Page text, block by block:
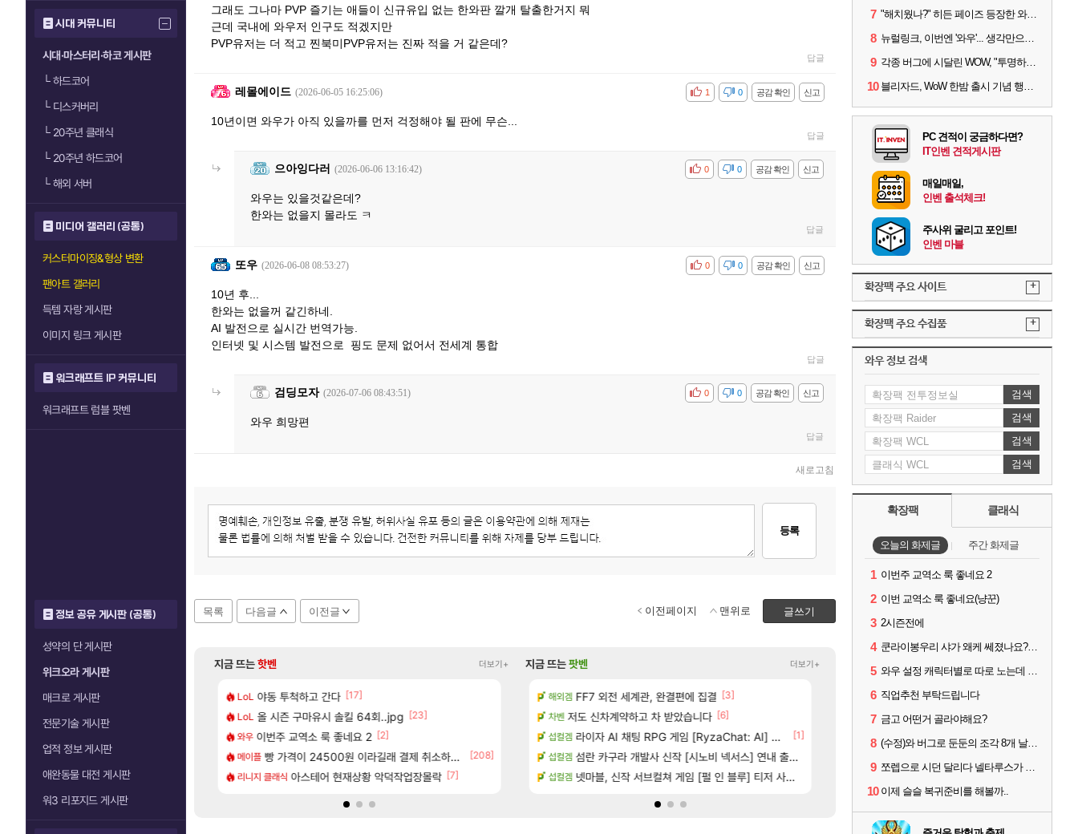
시대 커뮤니티
시대·마스터리·하코 게시판
└하드코어
└디스커버리
└20주년 클래식
└20주년 하드코어
└해외 서버
미디어 갤러리 (공통)
커스터마이징&형상 변환
팬아트 갤러리
득템 자랑 게시판
이미지 링크 게시판
워크래프트 IP 커뮤니티
워크래프트 럼블 팟벤
정보 공유 게시판 (공통)
성약의 단 게시판
위크오라 게시판
매크로 게시판
전문기술 게시판
업적 정보 게시판
애완동물 대전 게시판
워3 리포지드 게시판
그래도 그나마 PVP 즐기는 애들이 신규유입 없는 한와판 깔개 탈출한거지 뭐
근데 국내에 와우저 인구도 적겠지만
PVP유저는 더 적고 찐북미PVP유저는 진짜 적을 거 같은데?
답글
레몰에이드 (2026-06-05 16:25:06) 신고
공감 확인
비공감 0
1
10년이면 와우가 아직 있을까를 먼저 걱정해야 될 판에 무슨...
답글
으아잉다러 (2026-06-06 13:16:42) 신고
공감 확인
비공감 0
0
와우는 있을것같은데?
한와는 없을지 몰라도 ㅋ
답글
또우 (2026-06-08 08:53:27) 신고
공감 확인
비공감 0
0
10년 후...
한와는 없을꺼 같긴하네.
AI 발전으로 실시간 번역가능.
인터넷 및 시스템 발전으로 핑도 문제 없어서 전세계 통합
답글
검딩모자 (2026-07-06 08:43:51) 신고
공감 확인
비공감 0
0
와우 희망편
답글
새로고침
등록
목록 다음글 이전글 글쓰기
이전페이지 맨위로
지금 뜨는핫벤 더보기+
이트메어 TOP 10 직업별 분포
온거 10추 하니 올리자
썬데이 메이플 [148]
인 40%글 존나 긁히네 씨발
LoL 야동 투척하고 간다 [17]
LoL 올 시즌 구마유시 솔킬 64회..jpg [23]
와우 이번주 교역소 룩 좋네요 2 [2]
메이플 빵 가격이 24500원 이라길래 결제 취소하고 나왔다
[208]
리니지 클래식 아스테어 현재상황 악덕작업장몰락 [7]
로아 100:8 보다 효율이 좋은 상향된 아제나 ㄷㄷ
LoL 페이즈 감상평 [2]
메이플 빵값 문의 후기 [87]
메이플 챌린저#77777 저격했습니다! [104]
검은사막 장비 올환 이후 약 7개월 [13]
벨가르딘 나이트메어 TOP 10 직업별 분포
보상 공지 나온거 10추 하니 올리자
부산 헌혈 먹튀 ㄷㄷ..
신호등 2인 40%글 존나 긁히네 씨발
지금 뜨는팟벤 더보기+
길찾기/지도 공략 (1 ~ 12장)
2판 ‘몬헌 와일즈’, 30~40fps 목표 추정
가족여행을 다녀왔습니다.
저 보내서 기습하는 법
비스트 비스트 오브 리인카네이션 정보/공략글 모음
리싱크드 리싱크드 1.06 패치노트 (8/5)
여행 동해바다 추암해수욕장
애니클립 혹시 이 만화 아시는 분 계신가요 [3]
여행 국내에도 이쁜곳이 많은것 같습니다
해외겜 FF7 외전 세계관, 완결편에 집결 [3]
차벤 저도 신차계약하고 차 받았습니다 [6]
섭컬겜 라이자 AI 채팅 RPG 게임 [RyzaChat: AI] 공개
[1]
섭컬겜 섬란 카구라 개발사 신작 [시노비 넥서스] 연내 출시 예정
섭컬겜 넷마블, 신작 서브컬쳐 게임 [펄 인 블루] 티저 사이트 오픈
비스트 챕터별 길찾기/지도 공략 (1 ~ 12장)
해외겜 스위치2판 ‘몬헌 와일즈’, 30~40fps 목표 추
아주프로 4컷 만화 | 야간 보초는 너무 힘들어
쿠를 먼저 보내서 기습하는 법
7 "해치웠나?" 히든 페이즈 등장한 와우 '한밤', 세계 최초 킬은 '팀 리퀴드'
8 뉴럴링크, 이번엔 '와우'... 생각만으로 게임하는 시대 성큼
9 각종 버그에 시달린 WOW, "투명하고 신속한 소통과 대응 약속"
10 블리자드, WoW 한밤 출시 기념 행사 '홈스윗홈' 28일 개최
PC 견적이 궁금하다면?
IT인벤 견적게시판
매일매일,
인벤 출석체크!
주사위 굴리고 포인트!
인벤 마블
확장팩 주요 사이트 +
확장팩 주요 수집품 +
와우 정보 검색
검색
검색
검색
검색
확장팩 클래식
오늘의 화제글 주간 화제글
1 이번주 교역소 룩 좋네요 2
2 이번 교역소 룩 좋네요(냥꾼)
3 2시즌전에
4 쿤라이봉우리 샤가 왜케 쎄졌나요? ㅋㅋㅋ
5 와우 설정 캐릭터별로 따로 노는데 통일시키는법 있나요
6 직업추천 부탁드립니다
7 금고 어떤거 골라야해요?
8 (수정)와 버그로 둔둔의 조각 8개 날라갔다
9 쪼렙으로 시던 달리다 넬타루스가 나오면 긴장해야 할 몹
10 이제 슬슬 복귀준비를 해볼까..